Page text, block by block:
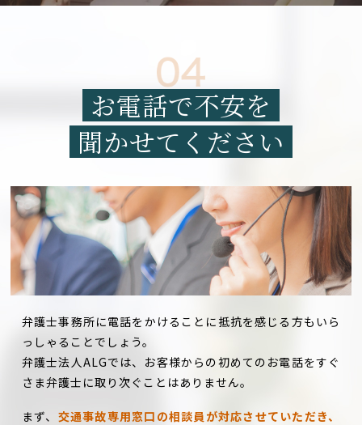
お電話で不安を
聞かせてください
弁護士事務所に電話をかけることに抵抗を感じる方もいら
っしゃることでしょう。
弁護士法人ALGでは、お客様からの初めてのお電話をすぐ
さま弁護士に取り次ぐことはありません。
まず、 交通事故専用窓口の相談員が対応させていただき、